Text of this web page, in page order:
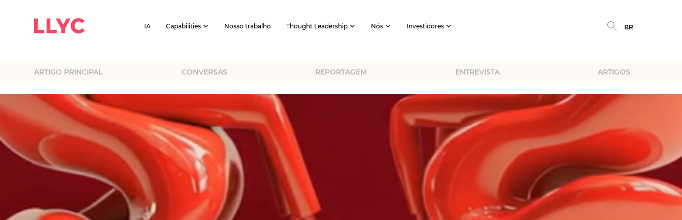
IA Capabilities Nosso trabalho Thought Leadership Nós Investidores BR
ARTIGO PRINCIPAL CONVERSAS REPORTAGEM ENTREVISTA ARTIGOS